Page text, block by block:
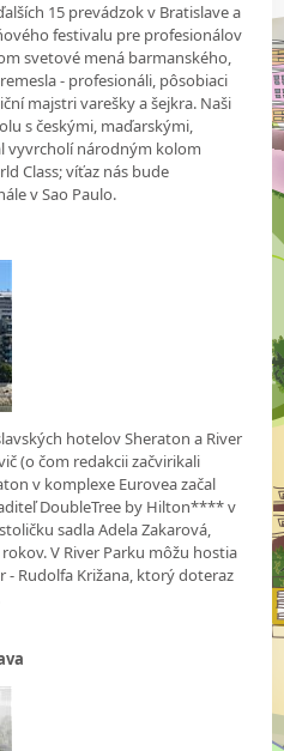
15 prevádzok v Bratislave a
festivalu pre profesionálov
svetové mená barmanského,
- profesionáli, pôsobiaci
majstri varešky a šejkra. Naši
s českými, maďarskými,
vyvrcholí národným kolom
Class; víťaz nás bude
v Sao Paulo.
hotelov Sheraton a River
(o čom redakcii začvirikali
v komplexe Eurovea začal
DoubleTree by Hilton**** v
sadla Adela Zakarová,
V River Parku môžu hostia
Rudolfa Križana, ktorý doteraz